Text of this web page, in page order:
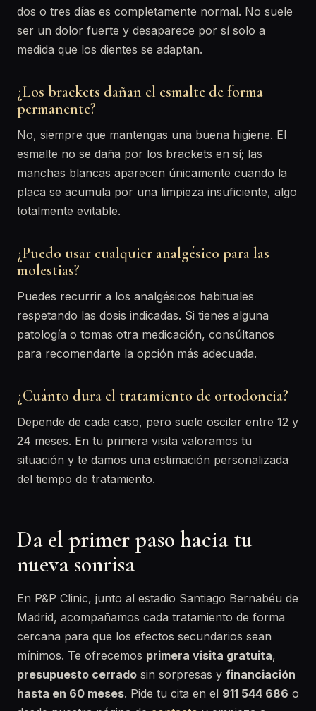
dos o tres días es completamente normal. No suele
ser un dolor fuerte y desaparece por sí solo a
medida que los dientes se adaptan.
¿Los brackets dañan el esmalte de forma
permanente?
No, siempre que mantengas una buena higiene. El
esmalte no se daña por los brackets en sí; las
manchas blancas aparecen únicamente cuando la
placa se acumula por una limpieza insuficiente, algo
totalmente evitable.
¿Puedo usar cualquier analgésico para las
molestias?
Puedes recurrir a los analgésicos habituales
respetando las dosis indicadas. Si tienes alguna
patología o tomas otra medicación, consúltanos
para recomendarte la opción más adecuada.
¿Cuánto dura el tratamiento de ortodoncia?
Depende de cada caso, pero suele oscilar entre 12 y
24 meses. En tu primera visita valoramos tu
situación y te damos una estimación personalizada
del tiempo de tratamiento.
Da el primer paso hacia tu
nueva sonrisa
En P&P Clinic, junto al estadio Santiago Bernabéu de
Madrid, acompañamos cada tratamiento de forma
cercana para que los efectos secundarios sean
mínimos. Te ofrecemos primera visita gratuita,
presupuesto cerrado sin sorpresas y financiación
hasta en 60 meses. Pide tu cita en el 911 544 686 o